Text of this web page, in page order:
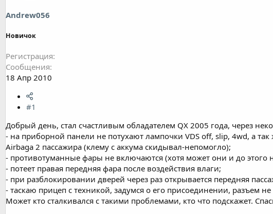
Andrew056
Новичок
Регистрация
Сообщения
18 Апр 2010
#1
Добрый день, стал счастливым обладателем QX 2005 года, через
- на приборной панели не потухают лампочки VDS off, slip, 4wd, а
Airbaga 2 пассажира (клему с аккума скидывал-непомогло);
- противотуманные фары не включаются (хотя может они и до
- потеет правая передняя фара после воздействия влаги;
- при разблокировании дверей через раз открывается передняя
- таскаю прицеп с техникой, задумся о его присоединении, разъем
Может кто сталкивался с такими проблемами, кто что подскажет.